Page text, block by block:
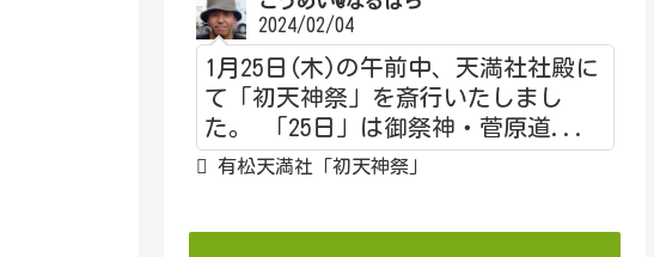
2024/02/04
1月25日(木)の午前中、天満社社殿に
て「初天神祭」を斎行いたしまし
た。 「25日」は御祭神・菅原道...
有松天満社「初天神祭」